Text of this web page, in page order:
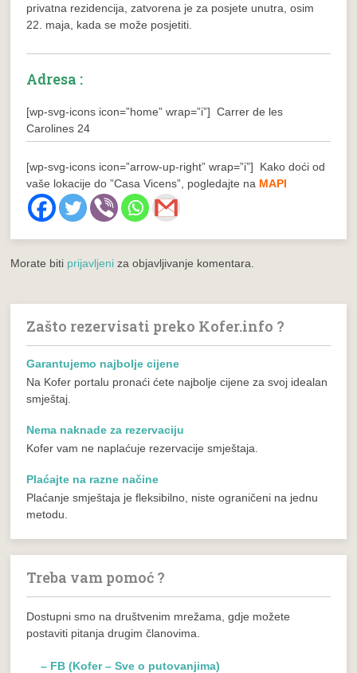
privatna rezidencija, zatvorena je za posjete unutra, osim
22. maja, kada se može posjetiti.
Adresa :
[wp-svg-icons icon=”home” wrap=”i”] Carrer de les
Carolines 24
[wp-svg-icons icon=”arrow-up-right” wrap=”i”] Kako doći od
vaše lokacije do ”Casa Vicens”, pogledajte na MAPI
Morate biti prijavljeni za objavljivanje komentara.
Zašto rezervisati preko Kofer.info ?
Garantujemo najbolje cijene
Na Kofer portalu pronaći ćete najbolje cijene za svoj idealan
smještaj.
Nema naknade za rezervaciju
Kofer vam ne naplaćuje rezervacije smještaja.
Plaćajte na razne načine
Plaćanje smještaja je fleksibilno, niste ograničeni na jednu
metodu.
Treba vam pomoć ?
Dostupni smo na društvenim mrežama, gdje možete
postaviti pitanja drugim članovima.
– FB (Kofer – Sve o putovanjima)